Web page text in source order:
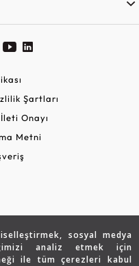
sosyal medya
analiz etmek için
ile tüm çerezleri kabul
Şartları
Onayı
Metni